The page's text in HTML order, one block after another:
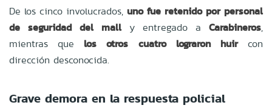
De los cinco involucrados, uno fue retenido por personal
de seguridad del mall y entregado a Carabineros,
mientras que los otros cuatro lograron huircon
dirección desconocida.
Grave demora en la respuesta policial